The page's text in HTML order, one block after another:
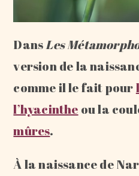
DansLes
version de la
comme il le fait pour
l’hyacinthe ou la
mûres.
À la naissance de